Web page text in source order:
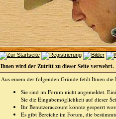
Ihnen wird der Zutritt zu dieser Seite verwehrt.
Aus einem der folgenden Gründe fehlt Ihnen die
Sie sind im Forum nicht angemeldet.
Sie die Eingabemöglichkeit auf dieser
Ihr Benutzeraccount könnte gesperrt
Es gibt Bereiche im Forum, die